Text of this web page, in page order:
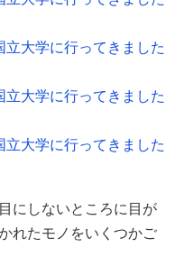
立大学に行ってきました
立大学に行ってきました
立大学に行ってきました
にしないところに目が
れたモノをいくつかご